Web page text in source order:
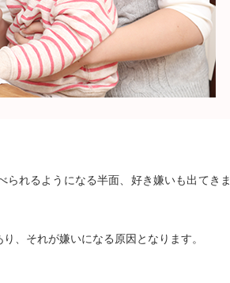
れるようになる半面、好き嫌いも出てきま
、それが嫌いになる原因となります。